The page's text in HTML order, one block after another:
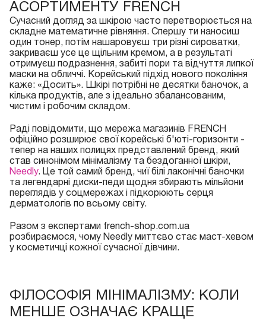
АСОРТИМЕНТУ FRENCH
Сучасний догляд за шкірою часто перетворюється на
складне математичне рівняння. Спершу ти наносиш
один тонер, потім нашаровуєш три різні сироватки,
закриваєш усе це щільним кремом, а в результаті
отримуєш подразнення, забиті пори та відчуття липкої
маски на обличчі. Корейський підхід нового покоління
каже: «Досить». Шкірі потрібні не десятки баночок, а
кілька продуктів, але з ідеально збалансованим,
чистим і робочим складом.
Раді повідомити, що мережа магазинів FRENCH
офіційно розширює свої корейські б'юті-горизонти -
тепер на наших полицях представлений бренд, який
став синонімом мінімалізму та бездоганної шкіри,
Needly. Це той самий бренд, чиї білі лаконічні баночки
та легендарні диски-педи щодня збирають мільйони
переглядів у соцмережах і підкорюють серця
дерматологів по всьому світу.
Разом з експертами french-shop.com.ua
розбираємося, чому Needly миттєво стає маст-хевом
у косметичці кожної сучасної дівчини.
ФІЛОСОФІЯ МІНІМАЛІЗМУ: КОЛИ
МЕНШЕ ОЗНАЧАЄ КРАЩЕ